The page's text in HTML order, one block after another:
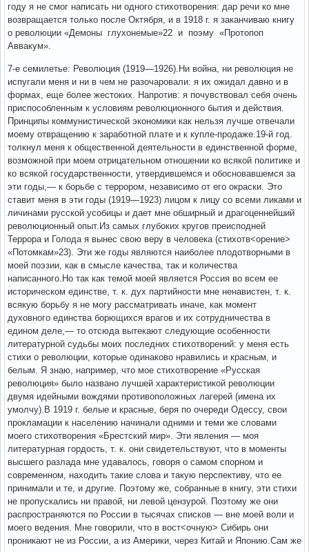
году я не смог написать ни одного стихотворения: дар речи ко мне
возвращается только после Октября, и в 1918 г. я заканчиваю книгу
о революции «Демоны глухонемые»22 и поэму «Протопоп
Аввакум».
7-е семилетье: Революция (1919—1926).Ни война, ни революция не
испугали меня и ни в чем не разочаровали: я их ожидал давно и в
формах, еще более жестоких. Напротив: я почувствовал себя очень
приспособленным к условиям революционного бытия и действия.
Принципы коммунистической экономики как нельзя лучше отвечали
моему отвращению к заработной плате и к купле-продаже.19-й год.
толкнул меня к общественной деятельности в единственной форме,
возможной при моем отрицательном отношении ко всякой политике и
ко всякой государственности, утвердившемся и обосновавшемся за
эти годы,— к борьбе с террором, независимо от его окраски. Это
ставит меня в эти годы (1919—1923) лицом к лицу со всеми ликами и
личинами русской усобицы и дает мне обширный и драгоценнейший
революционный опыт.Из самых глубоких кругов преисподней
Террора и Голода я вынес свою веру в человека (стихотв<орение>
«Потомкам»23). Эти же годы являются наиболее плодотворными в
моей поэзии, как в смысле качества, так и количества
написанного.Но так как темой моей является Россия во всем ее
историческом единстве, т. к. дух партийности мне ненавистен, т. к.
всякую борьбу я не могу рассматривать иначе, как момент
духовного единства борющихся врагов и их сотрудничества в
едином деле,— то отсюда вытекают следующие особенности
литературной судьбы моих последних стихотворений: у меня есть
стихи о революции, которые одинаково нравились и красным, и
белым. Я знаю, например, что мое стихотворение «Русская
революция» было названо лучшей характеристикой революции
двумя идейными вождями противоположных лагерей (имена их
умолчу).В 1919 г. белые и красные, беря по очереди Одессу, свои
прокламации к населению начинали одними и теми же словами
моего стихотворения «Брестский мир». Эти явления — моя
литературная гордость, т. к. они свидетельствуют, что в моменты
высшего разлада мне удавалось, говоря о самом спорном и
современном, находить такие слова и такую перспективу, что ее
принимали и те, и другие. Поэтому же, собранные в книгу, эти стихи
не пропускались ни правой, ни левой цензурой. Поэтому же они
распространяются по России в тысячах списков — вне моей воли и
моего ведения. Мне говорили, что в вост<очную> Сибирь они
проникают не из России, а из Америки, через Китай и Японию.Сам же